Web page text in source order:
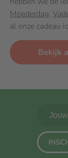
Moederdag,
al onze cadeau
Bekijk